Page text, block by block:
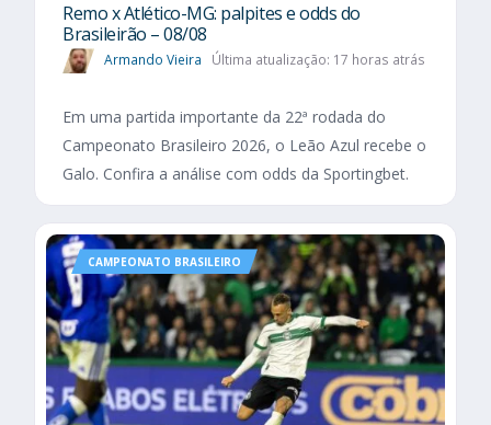
Remo x Atlético-MG: palpites e odds do
Brasileirão – 08/08
Armando Vieira Última atualização: 17 horas atrás
Em uma partida importante da 22ª rodada do
Campeonato Brasileiro 2026, o Leão Azul recebe o
Galo. Confira a análise com odds da Sportingbet.
CAMPEONATO BRASILEIRO